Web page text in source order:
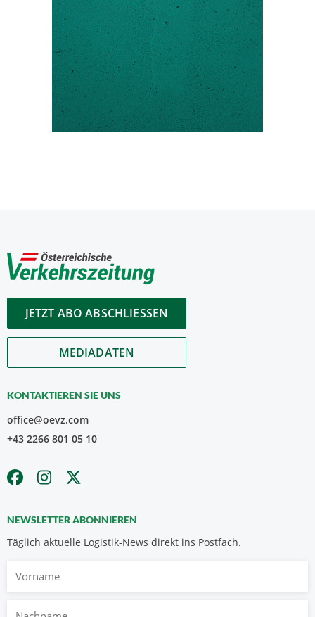
JETZT ABO ABSCHLIESSEN
MEDIADATEN
KONTAKTIEREN SIE UNS
office@oevz.com
+43 2266 801 05 10
NEWSLETTER ABONNIEREN
Täglich aktuelle Logistik-News direkt ins Postfach.
Vorname
Nachname